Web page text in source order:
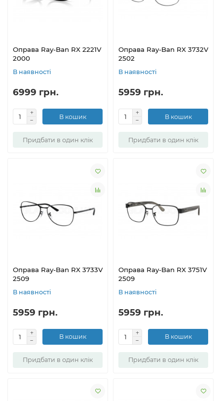
Оправа Ray-Ban RX 2221V
2000
В наявності
6999 грн.
В кошик
Придбати в один клік
Оправа Ray-Ban RX 3732V
2502
В наявності
5959 грн.
В кошик
Придбати в один клік
Оправа Ray-Ban RX 3733V
2509
В наявності
5959 грн.
В кошик
Придбати в один клік
Оправа Ray-Ban RX 3751V
2509
В наявності
5959 грн.
В кошик
Придбати в один клік